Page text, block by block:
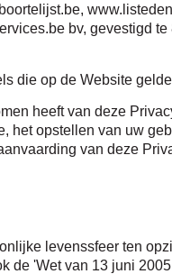
bv, gevestigd
die op de Website
heeft van deze
het opstellen van uw
van deze
levenssfeer ten
de 'Wet van 13 juni